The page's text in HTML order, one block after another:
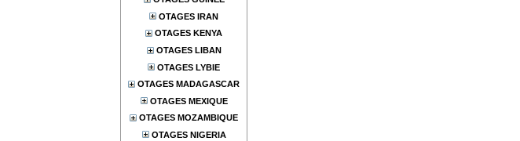
OTAGES IRAN
OTAGES KENYA
OTAGES LIBAN
OTAGES LYBIE
OTAGES MADAGASCAR
OTAGES MEXIQUE
OTAGES MOZAMBIQUE
OTAGES NIGERIA